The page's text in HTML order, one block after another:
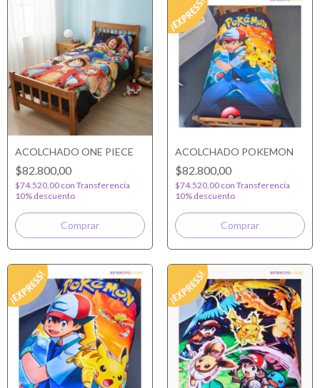
ACOLCHADO ONE PIECE
$82.800,00
$74.520,00 con Transferencia
10% descuento
ACOLCHADO POKEMON
$82.800,00
$74.520,00 con Transferencia
10% descuento